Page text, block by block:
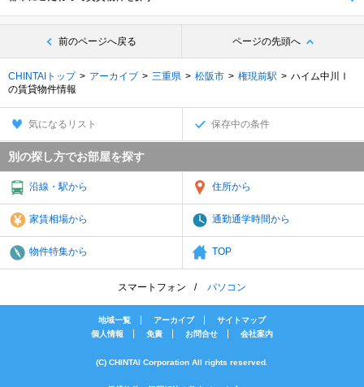
前のページへ戻る ページの先頭へ
CHINTAIトップ アーカイブ 三重県 松阪市 権現前駅
ハイム中川Ⅰ
の賃貸物件情報
気になるリスト 保存中の条件
別の探し方でお部屋を探す
沿線・駅から 住所から
家賃相場から 通勤通学時間から
物件特集から TOP
スマートフォン パソコン
地域一覧 アーカイブ
サイトマップ
個人情報
免責 お問合せ 会社案内
(C) CHINTAI Corporation All rights reserved.